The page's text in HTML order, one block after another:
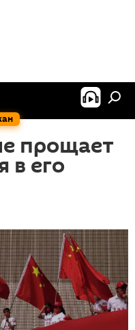
прощает
в его